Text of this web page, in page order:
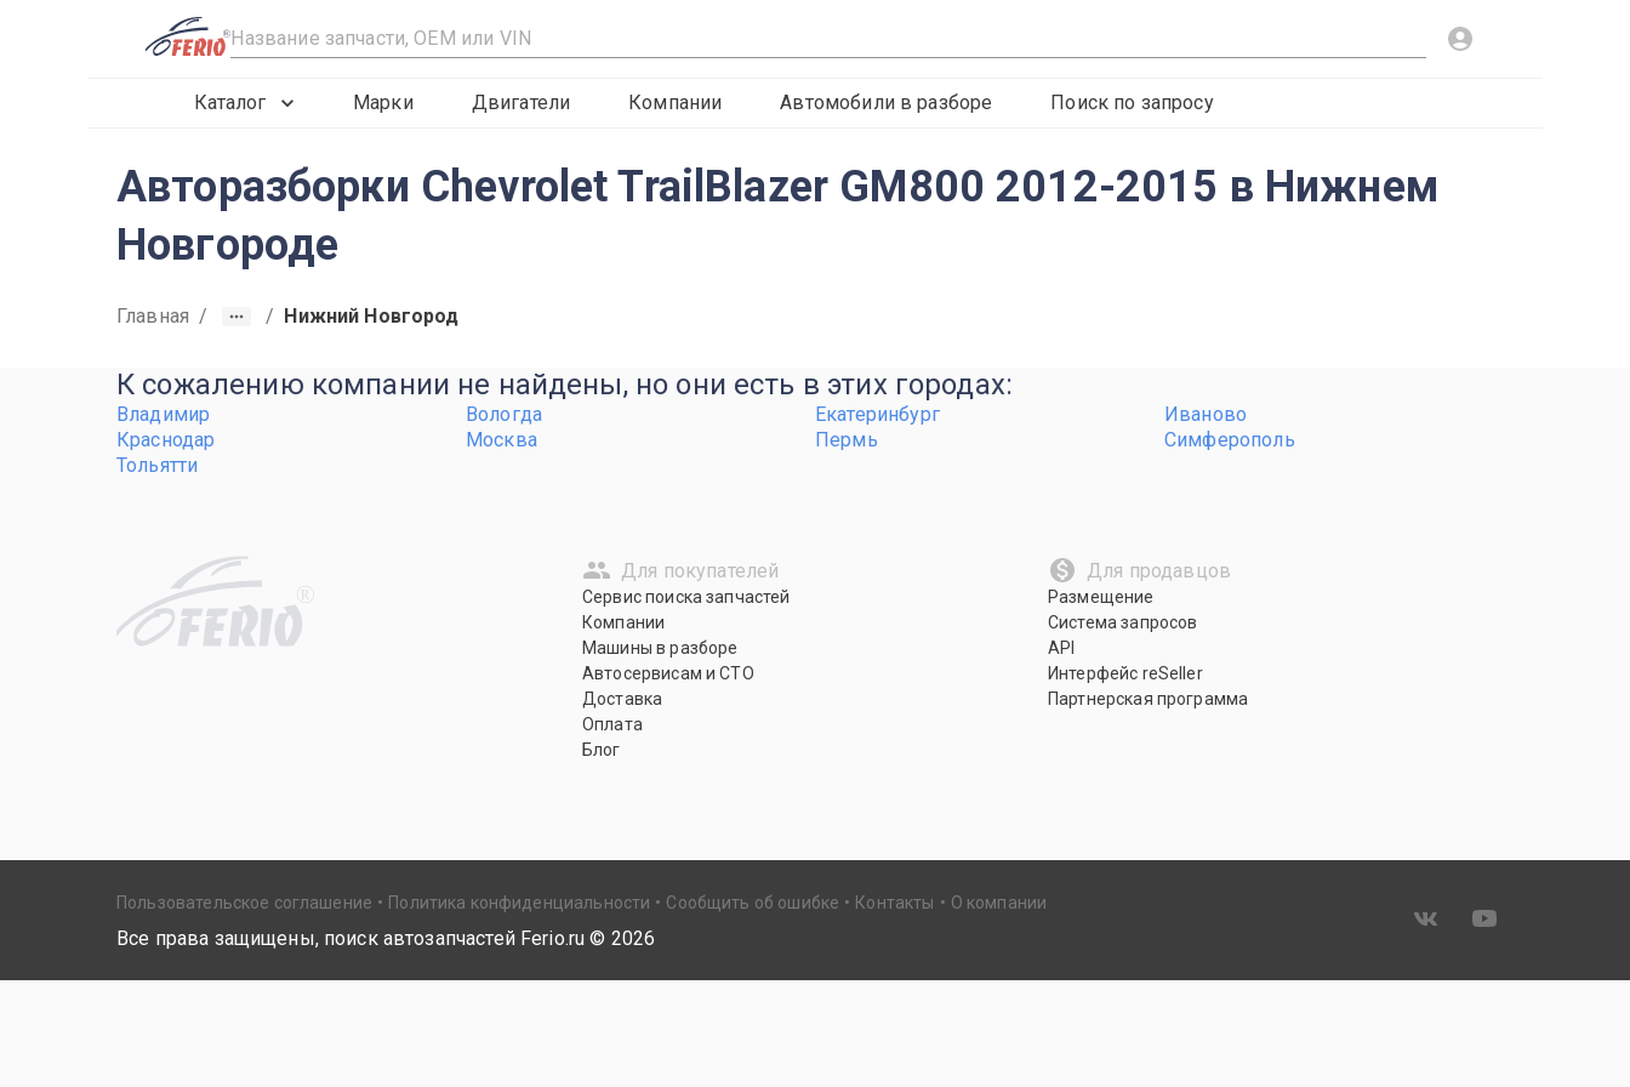
R
Каталог Марки Двигатели Компании Автомобили в разборе Поиск по запросу
Авторазборки Chevrolet TrailBlazer GM800 2012-2015 в Нижнем
Новгороде
Главная / / Нижний Новгород
К сожалению компании не найдены, но они есть в этих городах:
Владимир Вологда Екатеринбург
Иваново
Краснодар
Москва Пермь
Симферополь
Тольятти
R
Для покупателей
Сервис поиска запчастей
Компании
Машины в разборе
Автосервисам и СТО
Доставка
Оплата
Блог
Для продавцов
Размещение
Система запросов
API
Интерфейс reSeller
Партнерская программа
Пользовательское соглашение Политика конфиденциальности Сообщить об ошибке Контакты О компании
Все права защищены, поиск автозапчастей Ferio.ru © 2026